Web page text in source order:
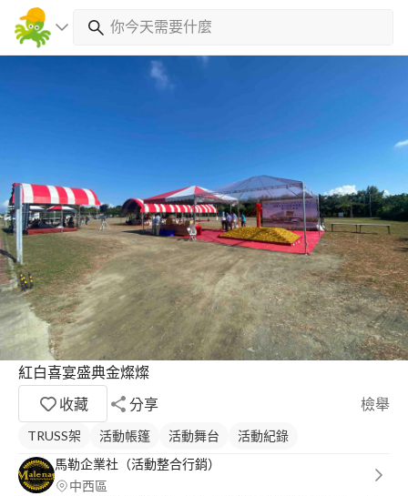
紅白喜宴盛典金燦燦
收藏
分享 檢舉
TRUSS架 活動帳篷 活動舞台
活動紀錄
馬勒企業社（活動整合行銷）
中西區